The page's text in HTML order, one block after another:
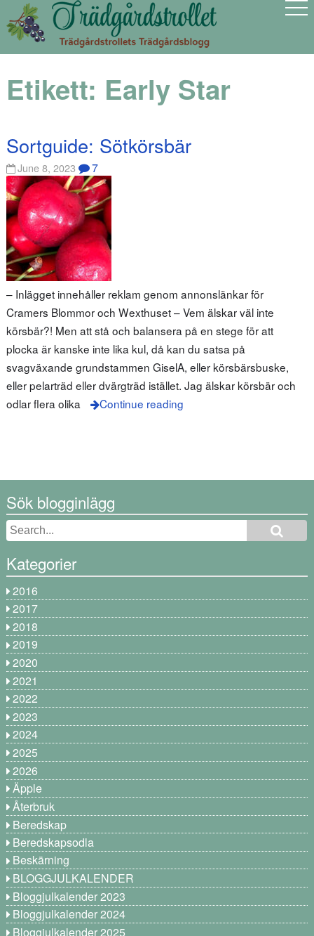
Etikett: Early Star
Sortguide: Sötkörsbär
June 8, 2023 7
– Inlägget innehåller reklam genom annonslänkar för
Cramers Blommor och Wexthuset – Vem älskar väl inte
körsbär?! Men att stå och balansera på en stege för att
plocka är kanske inte lika kul, då kan du satsa på
svagväxande grundstammen GiselA, eller körsbärsbuske,
eller pelarträd eller dvärgträd istället. Jag älskar körsbär och
odlar flera olika
Continue reading
Sök blogginlägg
Kategorier
2016
2017
2018
2019
2020
2021
2022
2023
2024
2025
2026
Äpple
Återbruk
Beredskap
Beredskapsodla
Beskärning
BLOGGJULKALENDER
Bloggjulkalender 2023
Bloggjulkalender 2024
Bloggjulkalender 2025